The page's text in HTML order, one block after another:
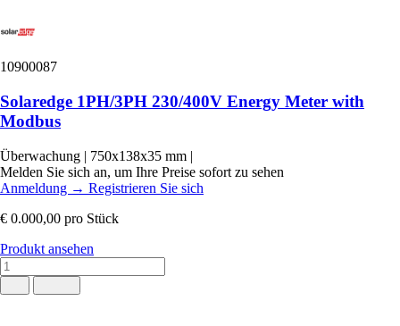
10900087
Solaredge 1PH/3PH 230/400V Energy Meter with
Modbus
Überwachung | 750x138x35 mm |
Melden Sie sich an, um Ihre Preise sofort zu sehen
Anmeldung → Registrieren Sie sich
€ 0.000,00 pro Stück
Produkt ansehen